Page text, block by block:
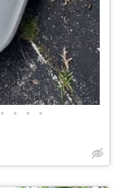
• • • •